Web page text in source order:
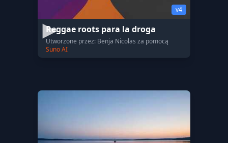
v4
Reggae roots para la droga
Utworzone przez: Benja Nicolas za pomocą
Suno AI